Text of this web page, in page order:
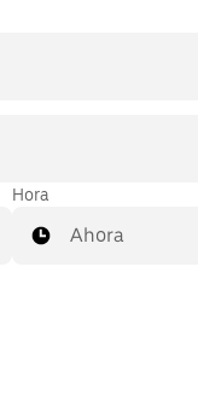
Hora
Ahora